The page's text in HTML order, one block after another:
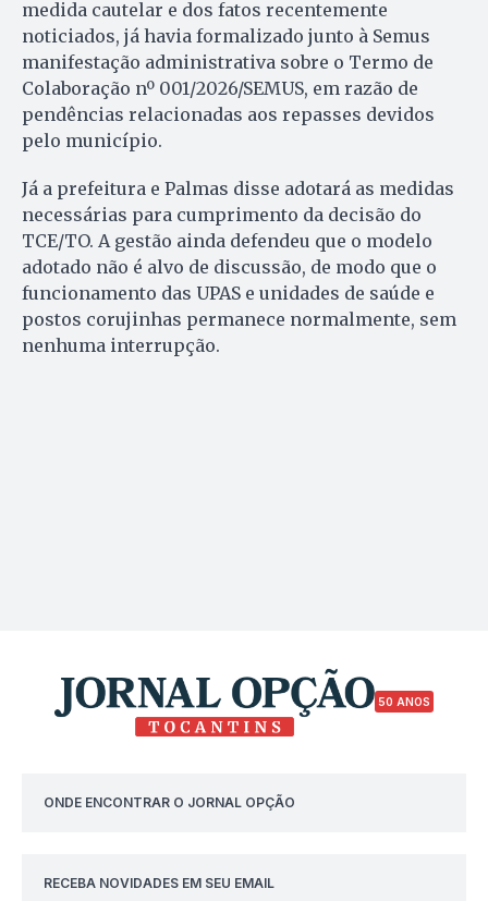
medida cautelar e dos fatos recentemente
noticiados, já havia formalizado junto à Semus
manifestação administrativa sobre o Termo de
Colaboração nº 001/2026/SEMUS, em razão de
pendências relacionadas aos repasses devidos
pelo município.
Já a prefeitura e Palmas disse adotará as medidas
necessárias para cumprimento da decisão do
TCE/TO. A gestão ainda defendeu que o modelo
adotado não é alvo de discussão, de modo que o
funcionamento das UPAS e unidades de saúde e
postos corujinhas permanece normalmente, sem
nenhuma interrupção.
50 ANOS
ONDE ENCONTRAR O JORNAL OPÇÃO
RECEBA NOVIDADES EM SEU EMAIL